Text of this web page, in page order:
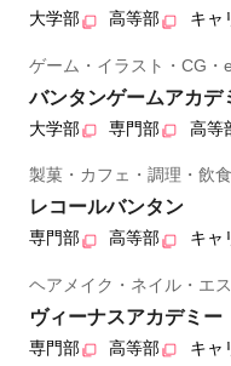
大学部 高等部 キャ
ゲーム・イラスト・CG・
バンタンゲームアカデ
大学部 専門部 高等
製菓・カフェ・調理・飲
レコールバンタン
専門部 高等部 キャ
ヘアメイク・ネイル・エ
ヴィーナスアカデミー
専門部 高等部 キャ